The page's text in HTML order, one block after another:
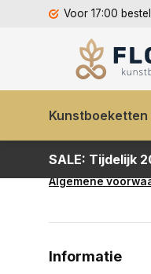
Voor 17:00
Kunstboeketten
SALE: Tijdelijk
Algemene
Informatie